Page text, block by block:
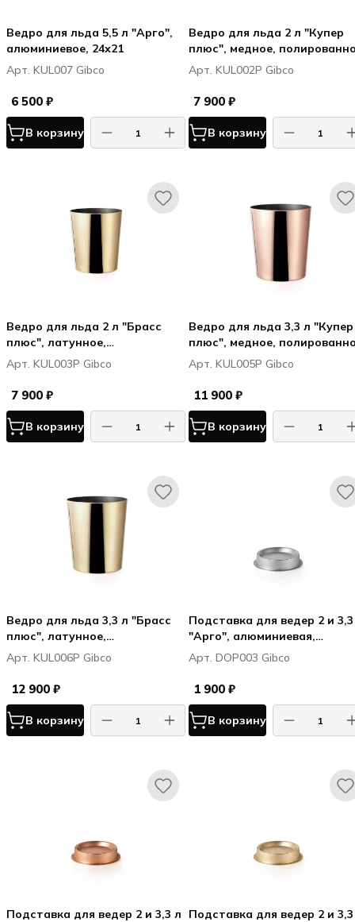
Ведро для льда 5,5 л "Арго",
алюминиевое, 24х21
Арт. KUL007 Gibco
6 500 ₽
В корзину
Ведро для льда 2 л "Купер
плюс", медное,
14х16 см
Арт. KUL002P Gibco
7 900 ₽
В корзину
Ведро для льда 2 л "Брасс
плюс", латунное,
полированное, 14х16 см
Арт. KUL003P Gibco
7 900 ₽
В корзину
Ведро для льда 3,3 л "Купер
плюс", медное,
17х19 см
Арт. KUL005P Gibco
11 900 ₽
В корзину
Ведро для льда 3,3 л "Брасс
плюс", латунное,
полированное, 17х19 см
Арт. KUL006P Gibco
12 900 ₽
В корзину
Подставка для ведер 2 и
"Арго", алюминиевая,
17,5/15х4 см
Арт. DOP003 Gibco
1 900 ₽
В корзину
Подставка для ведер 2 и 3,3 л
Подставка для ведер 2 и